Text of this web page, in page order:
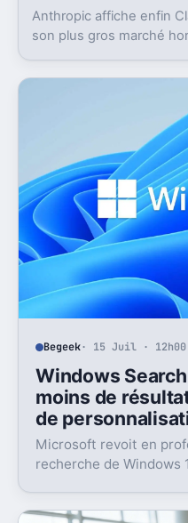
Anthropic affiche enfin
son plus gros marché
abonnements.
Begeek· 15 Juil · 12h00
Windows
moins de
de
Microsoft revoit en
recherche de Windows